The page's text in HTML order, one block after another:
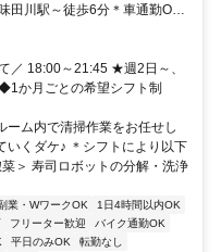
／ 18:00～21:45 ★週2日～、
か月ごとの希望シフト制
ーム内で清掃作業をお任せし
いくダケ♪ ＊シフトにより以下
＞ 寿司ロボットの分解・洗浄
業・WワークOK
1日4時間以内OK
フリーター歓迎
バイク通勤OK
平日のみOK
転勤なし